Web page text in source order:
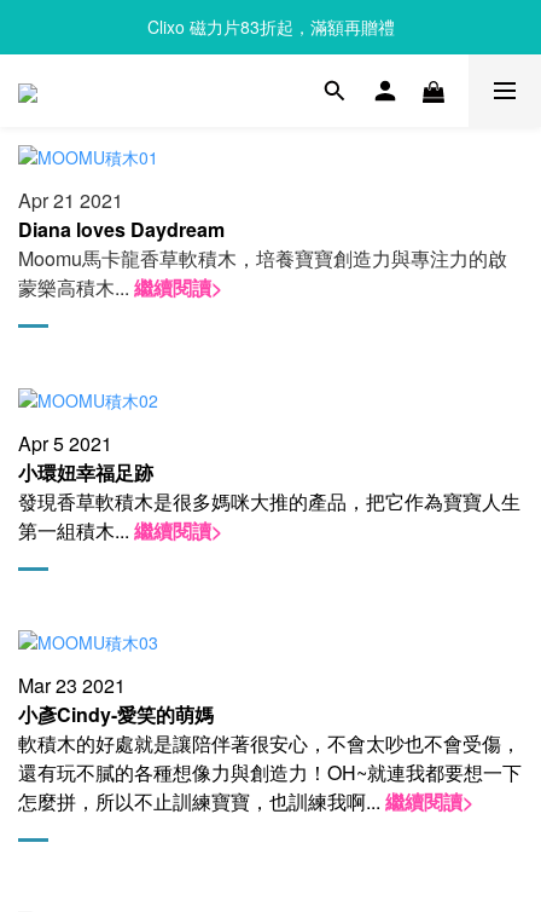
Clixo 磁力片83折起，滿額再贈禮
Clixo 磁力片83折起，滿額再贈禮
Queebi 酷比島 安撫巾 奶嘴玩偶 全新上市 首購 85折!!
Apr 21 2021
Diana loves Daydream
Moomu馬卡龍香草軟積木，培養寶寶創造力與專注力的啟
蒙樂高積木... 繼續閱讀>
Apr 5 2021
小環妞幸福足跡
發現香草軟積木是很多媽咪大推的產品，把它作為寶寶人生
第一組積木... 繼續閱讀>
Mar 23 2021
小彥Cindy-愛笑的萌媽
軟積木的好處就是讓陪伴著很安心，不會太吵也不會受傷，
還有玩不膩的各種想像力與創造力！OH~就連我都要想一下
怎麼拼，所以不止訓練寶寶，也訓練我啊... 繼續閱讀>